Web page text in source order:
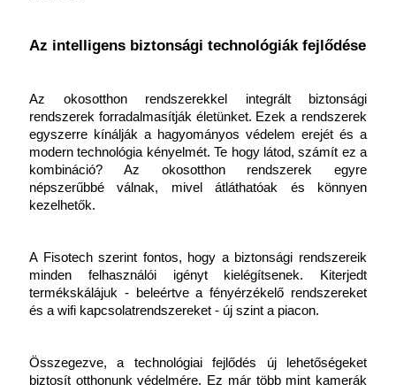
Az intelligens biztonsági technológiák fejlődése
Az okosotthon rendszerekkel integrált biztonsági
rendszerek forradalmasítják életünket. Ezek a rendszerek
egyszerre kínálják a hagyományos védelem erejét és a
modern technológia kényelmét. Te hogy látod, számít ez a
kombináció? Az okosotthon rendszerek egyre
népszerűbbé válnak, mivel átláthatóak és könnyen
kezelhetők.
A Fisotech szerint fontos, hogy a biztonsági rendszereik
minden felhasználói igényt kielégítsenek. Kiterjedt
termékskálájuk - beleértve a fényérzékelő rendszereket
és a wifi kapcsolatrendszereket - új szint a piacon.
Összegezve, a technológiai fejlődés új lehetőségeket
biztosít otthonunk védelmére. Ez már több mint kamerák